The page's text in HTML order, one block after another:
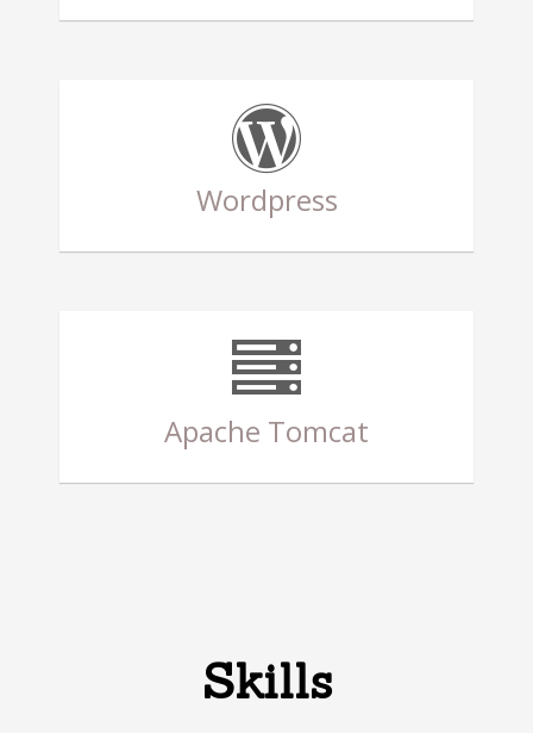
Wordpress
Apache Tomcat
Skills